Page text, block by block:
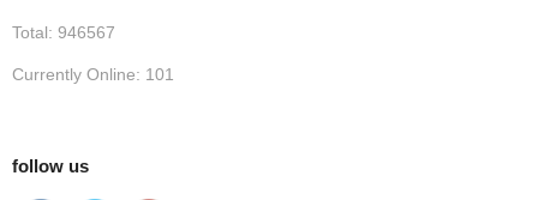
Total: 946567
Currently Online: 101
follow us